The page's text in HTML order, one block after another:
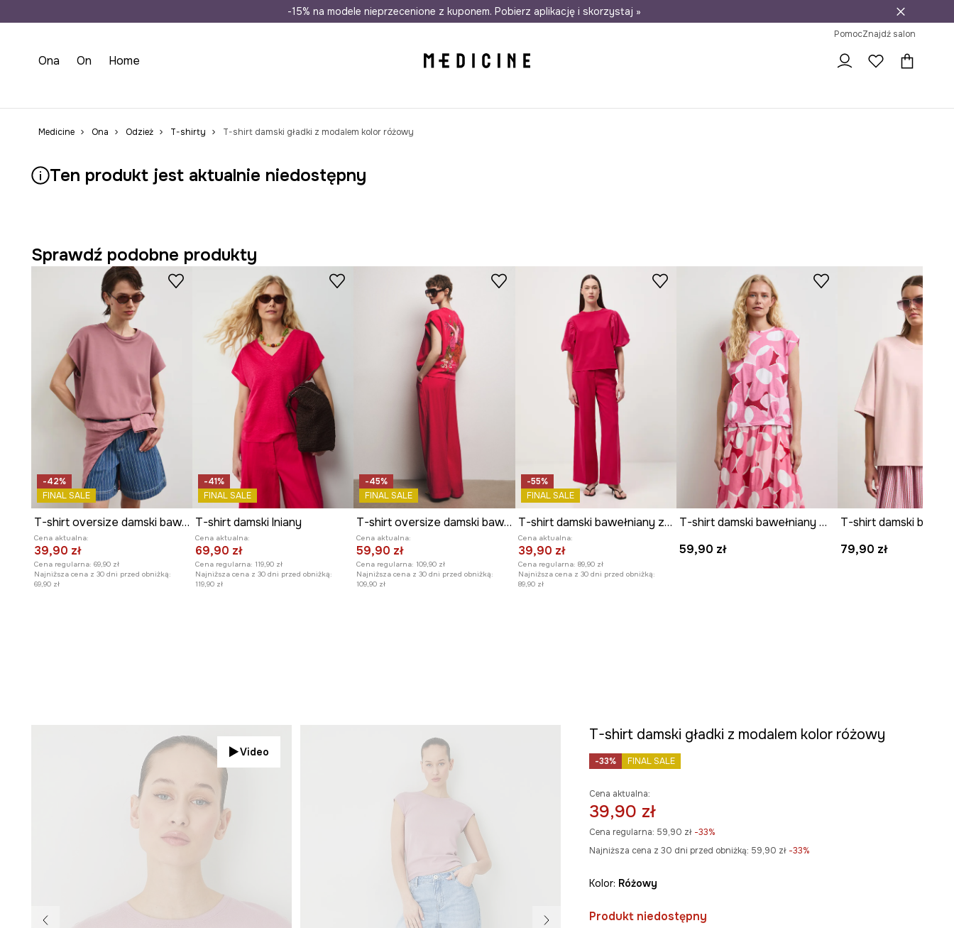
Wysyłka nawet w 24h Darmowa dostawa do salonów 30 dni na zwrot
-15% na modele nieprzecenione z kuponem. Pobierz aplikację i skorzystaj »
PomocZnajdź salon
Ona On Home
Medicine Ona Odzież T-shirty T-shirt damski gładki z modalem kolor różowy
Ten produkt jest aktualnie niedostępny
Sprawdź podobne produkty
-42%
FINAL SALE
T-shirt oversize damski bawełniany z elastanem
Cena aktualna:
39,90 zł
Cena regularna: 69,90 zł
Najniższa cena z 30 dni przed obniżką:
69,90 zł
-41%
FINAL SALE
T-shirt damski lniany
Cena aktualna:
69,90 zł
Cena regularna: 119,90 zł
Najniższa cena z 30 dni przed obniżką:
119,90 zł
-45%
FINAL SALE
T-shirt oversize damski bawełniany z elastanem z kolekcji Ilona Tambor x Medicine
Cena aktualna:
59,90 zł
Cena regularna: 109,90 zł
Najniższa cena z 30 dni przed obniżką:
109,90 zł
-55%
FINAL SALE
T-shirt damski bawełniany z elastanem
Cena aktualna:
39,90 zł
Cena regularna: 89,90 zł
Najniższa cena z 30 dni przed obniżką:
89,90 zł
T-shirt damski bawełniany w kwiaty
59,90 zł
T-shirt damski
79,90 zł
Video
T-shirt damski gładki z modalem kolor różowy
-33% FINAL SALE
Cena aktualna:
39,90 zł
Cena regularna: 59,90 zł-33%
Najniższa cena z 30 dni przed obniżką: 59,90 zł -33%
Kolor: różowy
Produkt niedostępny